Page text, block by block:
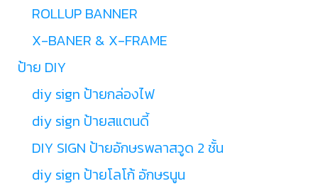
ROLLUP BANNER
X-BANER & X-FRAME
ป้าย DIY
diy sign ป้ายกล่องไฟ
diy sign ป้ายสแตนดี้
DIY SIGN ป้ายอักษรพลาสวูด 2 ชั้น
diy sign ป้ายโลโก้ อักษรนูน